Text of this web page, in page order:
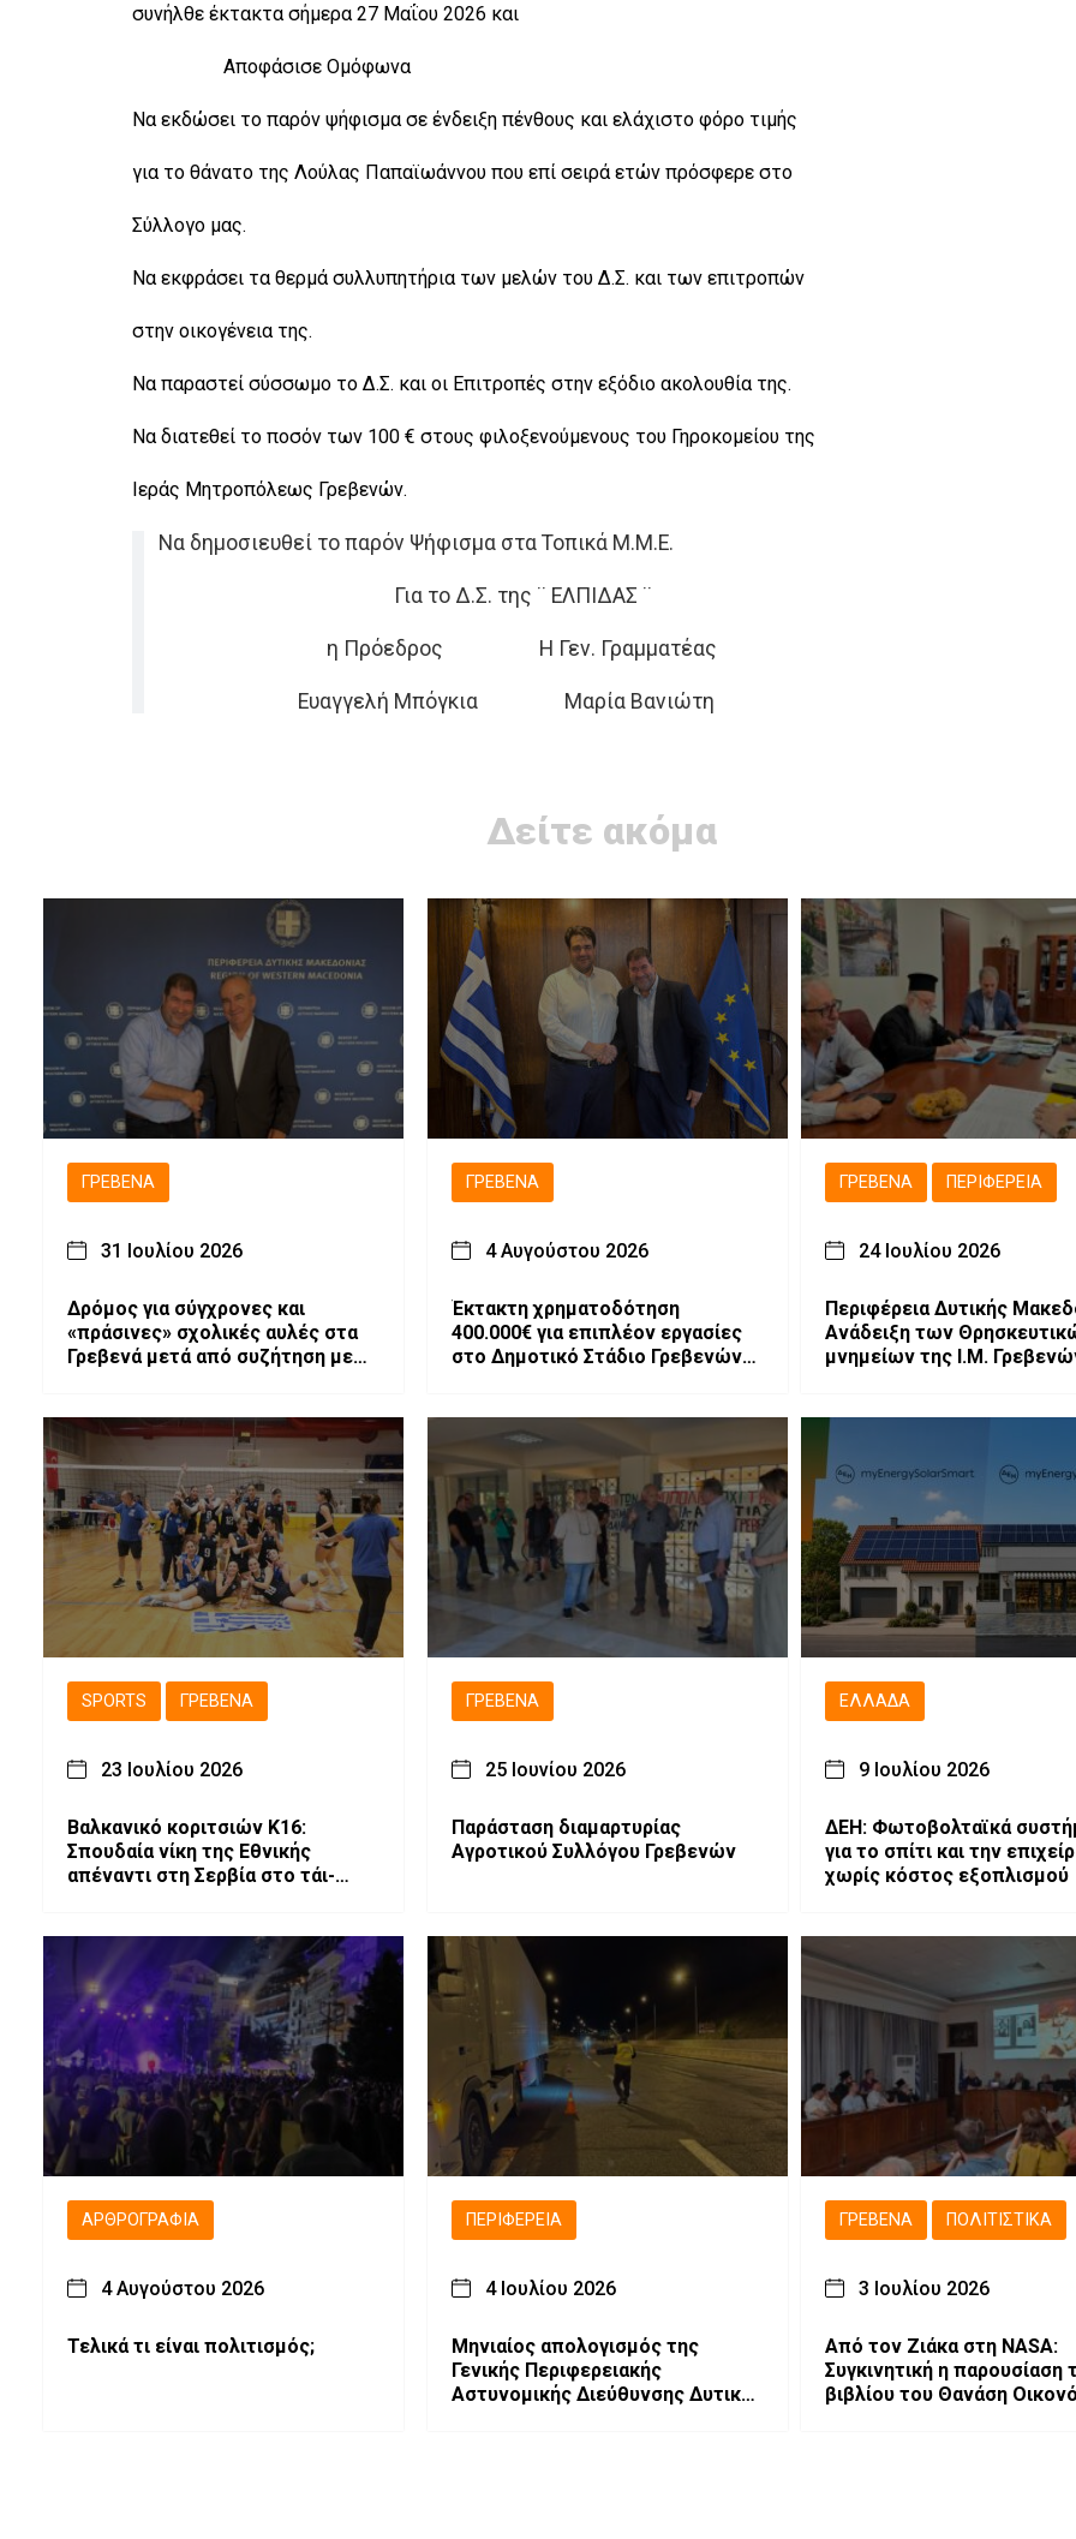
συνήλθε έκτακτα σήμερα 27 Μαΐου 2026 και
Αποφάσισε Ομόφωνα
Να εκδώσει το παρόν ψήφισμα σε ένδειξη πένθους και ελάχιστο φόρο τιμής
για το θάνατο της Λούλας Παπαϊωάννου που επί σειρά ετών πρόσφερε στο
Σύλλογο μας.
Να εκφράσει τα θερμά συλλυπητήρια των μελών του Δ.Σ. και των επιτροπών
στην οικογένεια της.
Να παραστεί σύσσωμο το Δ.Σ. και οι Επιτροπές στην εξόδιο ακολουθία της.
Να διατεθεί το ποσόν των 100 € στους φιλοξενούμενους του Γηροκομείου της
Ιεράς Μητροπόλεως Γρεβενών.
Να δημοσιευθεί το παρόν Ψήφισμα στα Τοπικά Μ.Μ.Ε.
Για το Δ.Σ. της ¨ ΕΛΠΙΔΑΣ ¨
η Πρόεδρος Η Γεν. Γραμματέας
Ευαγγελή Μπόγκια Μαρία Βανιώτη
Δείτε ακόμα
ΓΡΕΒΕΝΆ
31 Ιουλίου 2026
Δρόμος για σύγχρονες και
«πράσινες» σχολικές αυλές στα
Γρεβενά μετά από συζήτηση με
Οικονομικών, Νίκο Παπαθανάση
ΓΡΕΒΕΝΆ
4 Αυγούστου 2026
Έκτακτη χρηματοδότηση
400.000€ για επιπλέον εργασίες
στο Δημοτικό Στάδιο Γρεβενών
ΓΡΕΒΕΝΆ ΠΕΡΙΦΈΡΕΙΑ
24 Ιουλίου 2026
Περιφέρεια Δυτικής
Ανάδειξη των
SPORTS ΓΡΕΒΕΝΆ
23 Ιουλίου 2026
Βαλκανικό κοριτσιών Κ16:
Σπουδαία νίκη της Εθνικής
απέναντι στη Σερβία στο τάι-
ΓΡΕΒΕΝΆ
25 Ιουνίου 2026
Παράσταση διαμαρτυρίας
Αγροτικού Συλλόγου Γρεβενών
ΕΛΛΆΔΑ
9 Ιουλίου 2026
ΔΕΗ: Φωτοβολταϊκά
για το σπίτι και την
χωρίς κόστος εξοπλισμού
ΑΡΘΡΟΓΡΑΦΊΑ
4 Αυγούστου 2026
Τελικά τι είναι πολιτισμός;
ΠΕΡΙΦΈΡΕΙΑ
4 Ιουλίου 2026
Μηνιαίος απολογισμός της
Γενικής Περιφερειακής
Αστυνομικής Διεύθυνσης Δυτικής
ΓΡΕΒΕΝΆ ΠΟΛΙΤΙΣΤΙΚΆ
3 Ιουλίου 2026
Από τον Ζιάκα στη NASA:
Συγκινητική η παρουσίαση
βιβλίου του Θανάση